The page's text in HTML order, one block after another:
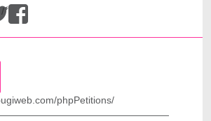
phpPetitions/